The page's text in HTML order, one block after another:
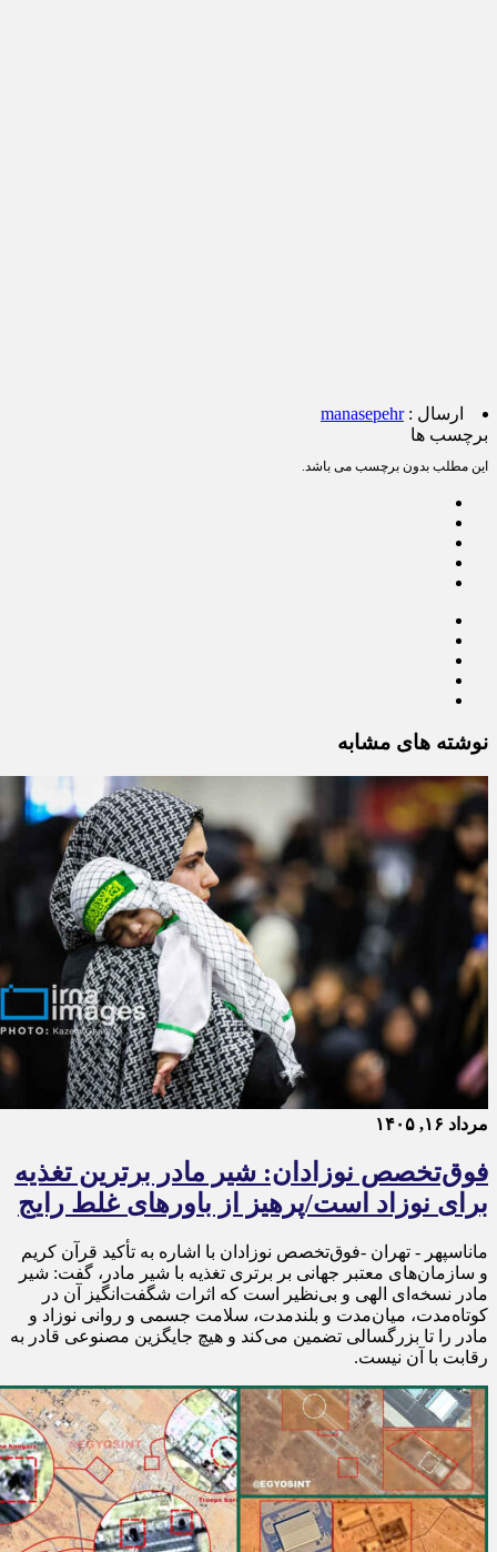
ارسال :manasepehr
برچسب ها
این مطلب بدون برچسب می باشد.
نوشته های مشابه
مرداد ۱۶, ۱۴۰۵
فوق‌تخصص نوزادان: شیر مادر برترین تغذیه
برای نوزاد است/پرهیز از باورهای غلط رایج
ماناسپهر - تهران -فوق‌تخصص نوزادان با اشاره به تأکید قرآن کریم
و سازمان‌های معتبر جهانی بر برتری تغذیه با شیر مادر، گفت: شیر
مادر نسخه‌ای الهی و بی‌نظیر است که اثرات شگفت‌انگیز آن در
کوتاه‌مدت، میان‌مدت و بلندمدت، سلامت جسمی و روانی نوزاد و
مادر را تا بزرگسالی تضمین می‌کند و هیچ جایگزین مصنوعی قادر به
رقابت با آن نیست.